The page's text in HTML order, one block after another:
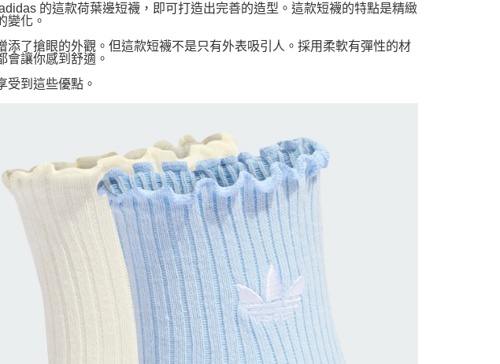
的這款荷葉邊短襪，即可打造出完善的造型。這款短襪的特點是精緻
變化。
添了搶眼的外觀。但這款短襪不是只有外表吸引人。採用柔軟有彈性的材
會讓你感到舒適。
受到這些優點。